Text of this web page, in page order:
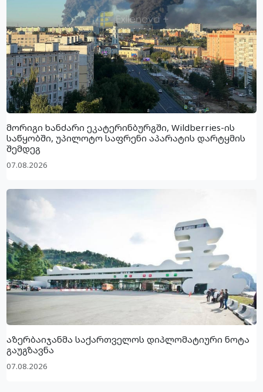
მორიგი ხანძარი ეკატერინბურგში, Wildberries-ის
საწყობში, უპილოტო საფრენი აპარატის დარტყმის
შემდეგ
07.08.2026
აზერბაიჯანმა საქართველოს დიპლომატიური ნოტა
გაუგზავნა
07.08.2026